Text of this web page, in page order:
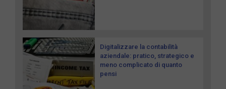
Digitalizzare la contabilità
aziendale: pratico, strategico e
meno complicato di quanto
pensi